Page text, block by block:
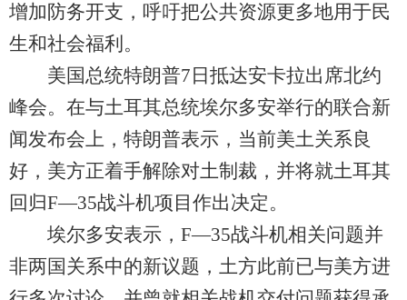
增加防务开支，呼吁把公共资源更多地用于民
生和社会福利。
美国总统特朗普7日抵达安卡拉出席北约
峰会。在与土耳其总统埃尔多安举行的联合新
闻发布会上，特朗普表示，当前美土关系良
好，美方正着手解除对土制裁，并将就土耳其
回归F—35战斗机项目作出决定。
埃尔多安表示，F—35战斗机相关问题并
非两国关系中的新议题，土方此前已与美方进